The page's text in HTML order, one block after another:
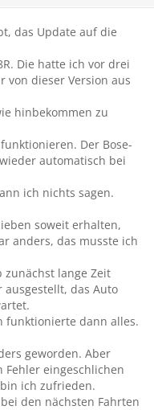
das Update auf die
Die hatte ich vor drei
von dieser Version aus
hinbekommen zu
Der Bose-
automatisch bei
ich nichts sagen.
soweit erhalten,
anders, das musste ich
lange Zeit
das Auto
funktionierte dann alles.
geworden. Aber
Fehler eingeschlichen
ich zufrieden.
den nächsten Fahrten